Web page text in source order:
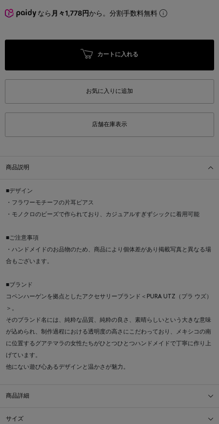
なら 月々1,778円から。分割手数料無料
カートに入れる
お気に入りに追加
店舗在庫表示
商品説明
■デザイン
・フラワーモチーフの片耳ピアス
・モノクロのビーズで作られており、カジュアルすぎずシックに着用可能
■ご注意事項
・ハンドメイドのお品物のため、商品により個体差があり掲載写真と異なる場
合もございます。
■ブランド
コペンハーゲンを拠点としたアクセサリーブランド＜PURA UTZ（プラ ウズ）
＞。
そのブランド名には、純粋な品質、純粋の良さ、素晴らしいという大きな意味
が込められ、制作過程における透明度の高さにこだわっており、メキシコの南
に位置するグアテマラの女性たちがひとつひとつハンドメイドで丁寧に作り上
げています。
他にない遊び心あるデザインと温かさが魅力。
商品詳細
サイズ